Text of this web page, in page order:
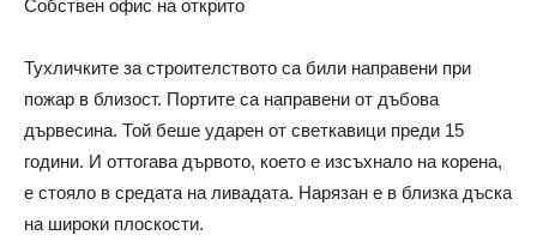
Собствен офис на открито
Тухличките за строителството са били направени при
пожар в близост. Портите са направени от дъбова
дървесина. Той беше ударен от светкавици преди 15
години. И оттогава дървото, което е изсъхнало на корена,
е стояло в средата на ливадата. Нарязан е в близка дъска
на широки плоскости.